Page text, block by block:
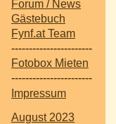
Forum / News
Gästebuch
Fynf.at Team
-----------------------
Fotobox Mieten
-----------------------
Impressum
August 2023